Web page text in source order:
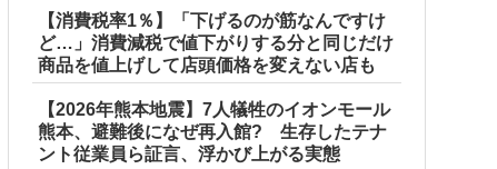
【消費税率1％】「下げるのが筋なんですけ
ど…」消費減税で値下がりする分と同じだけ
商品を値上げして店頭価格を変えない店も
【2026年熊本地震】7人犠牲のイオンモール
熊本、避難後になぜ再入館? 生存したテナ
ント従業員ら証言、浮かび上がる実態